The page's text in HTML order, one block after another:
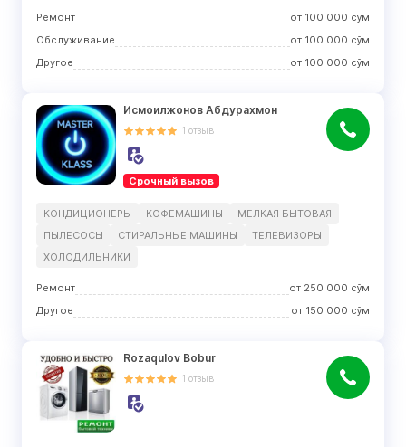
Ремонт от 100 000 сўм
Обслуживание
от 100 000 сўм
Другое
от 100 000 сўм
Исмоилжонов Абдурахмон
1 отзыв
Срочный вызов
КОНДИЦИОНЕРЫ КОФЕМАШИНЫ
МЕЛКАЯ БЫТОВАЯ
ПЫЛЕСОСЫ
СТИРАЛЬНЫЕ МАШИНЫ
ТЕЛЕВИЗОРЫ
ХОЛОДИЛЬНИКИ
Ремонт от 250 000 сўм
Другое
от 150 000 сўм
Rozaqulov Bobur
1 отзыв